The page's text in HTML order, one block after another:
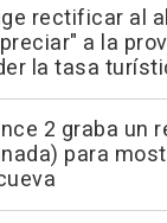
rectificar al
a la
la tasa
2 graba un
para